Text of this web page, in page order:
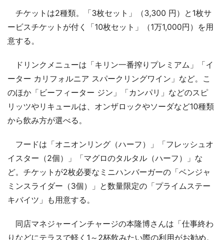
チケットは2種類。「3枚セット」（3,300 円）と1枚サ
ービスチケットが付く「10枚セット」（1万1,000円）を用
意する。
ドリンクメニューは「キリン一番搾りプレミアム」「イ
ーター カリフォルニア スパークリングワイン」など。こ
のほか「ビーフィーター ジン」「カンパリ」などのスピ
リッツやリキュールは、オンザロックやソーダなど10種類
から飲み方が選べる。
フードは「オニオンリング（ハーフ）」「フレッシュオ
イスター（2個）」「マグロのタルタル（ハーフ）」な
ど。チケットが2枚必要なミニハンバーガーの「ベンジャ
ミンスライダー（3個）」と数量限定の「プライムステー
キバイツ」も用意する。
同店マネジャーインチャージの本隆博さんは「仕事終わ
りなどにテラスで軽く1～2杯飲みたい際の利用がお勧め。